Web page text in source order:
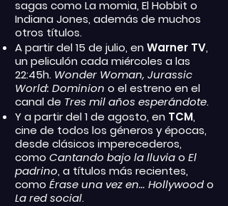
sagas como La momia, El Hobbit o
Indiana Jones, además de muchos
otros títulos.
A partir del 15 de julio, en Warner TV,
un peliculón cada miércoles a las
22:45h. Wonder Woman, Jurassic
World: Dominion o el estreno en el
canal de Tres mil años esperándote.
Y a partir del 1 de agosto, en TCM,
cine de todos los géneros y épocas,
desde clásicos imperecederos,
como Cantando bajo la lluviao El
padrino, a títulos más recientes,
como Érase una vez en… Hollywoodo
La red social.